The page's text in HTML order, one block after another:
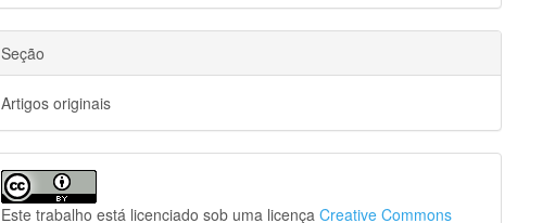
Seção
Artigos originais
Este trabalho está licenciado sob uma licençaCreative Commons